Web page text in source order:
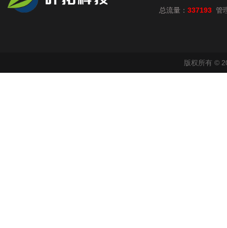
总流量： 337193 管
版权所有 ©